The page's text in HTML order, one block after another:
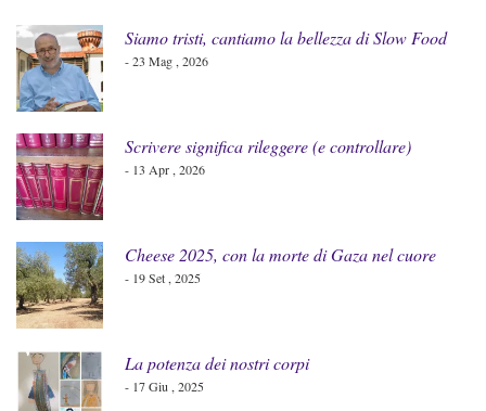
Siamo tristi, cantiamo la bellezza di Slow Food
- 23 Mag , 2026
Scrivere significa rileggere (e controllare)
- 13 Apr , 2026
Cheese 2025, con la morte di Gaza nel cuore
- 19 Set , 2025
La potenza dei nostri corpi
- 17 Giu , 2025